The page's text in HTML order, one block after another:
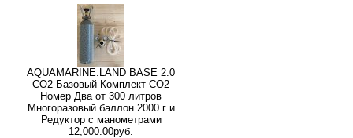
AQUAMARINE.LAND BASE 2.0
СО2 Базовый Комплект СО2
Номер Два от 300 литров
Многоразовый баллон 2000 г и
Редуктор с манометрами
12,000.00руб.